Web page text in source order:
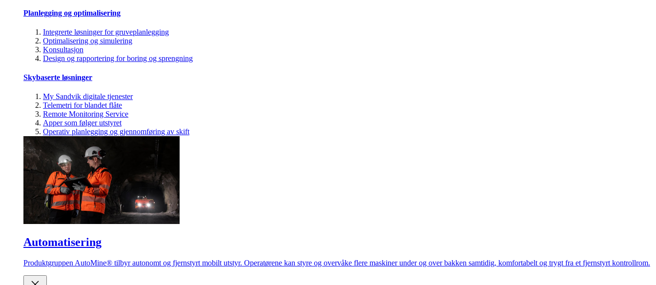
Planlegging og optimalisering
Integrerte løsninger for gruveplanlegging
Optimalisering og simulering
Konsultasjon
Design og rapportering for boring og sprengning
Skybaserte løsninger
My Sandvik digitale tjenester
Telemetri for blandet flåte
Remote Monitoring Service
Apper som følger utstyret
Operativ planlegging og gjennomføring av skift
Automatisering
Produktgruppen AutoMine® tilbyr autonomt og fjernstyrt mobilt utstyr. Operatørene kan styre og overvåke flere maskiner under og over bakken samtidig, komfortabelt og trygt fra et fjernstyrt kontrollrom.